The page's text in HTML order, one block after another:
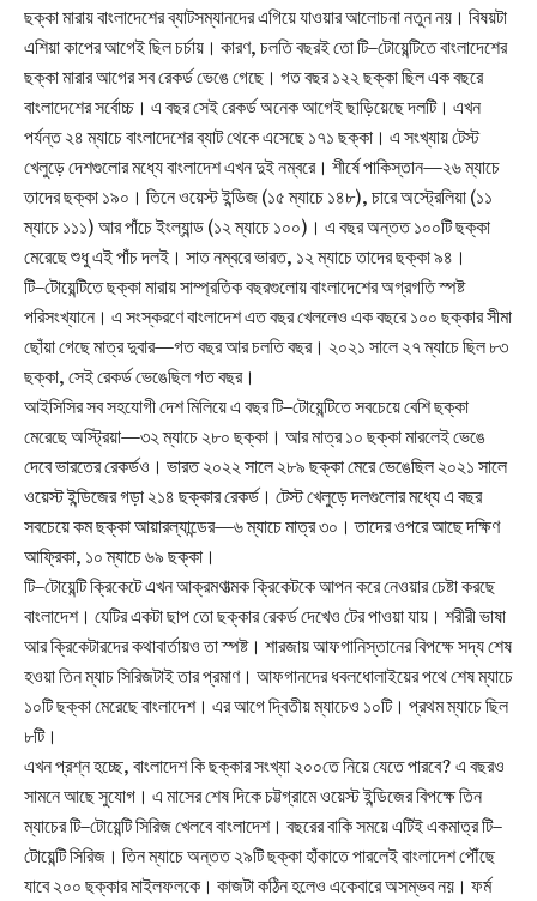
ছক্কা মারায় বাংলাদেশের ব্যাটসম্যানদের এগিয়ে যাওয়ার আলোচনা নতুন নয়। বিষয়টা
এশিয়া কাপের আগেই ছিল চর্চায়। কারণ, চলতি বছরই তো টি–টোয়েন্টিতে বাংলাদেশের
ছক্কা মারার আগের সব রেকর্ড ভেঙে গেছে। গত বছর ১২২ ছক্কা ছিল এক বছরে
বাংলাদেশের সর্বোচ্চ। এ বছর সেই রেকর্ড অনেক আগেই ছাড়িয়েছে দলটি। এখন
পর্যন্ত ২৪ ম্যাচে বাংলাদেশের ব্যাট থেকে এসেছে ১৭১ ছক্কা। এ সংখ্যায় টেস্ট
খেলুড়ে দেশগুলোর মধ্যে বাংলাদেশ এখন দুই নম্বরে। শীর্ষে পাকিস্তান—২৬ ম্যাচে
তাদের ছক্কা ১৯০। তিনে ওয়েস্ট ইন্ডিজ (১৫ ম্যাচে ১৪৮), চারে অস্ট্রেলিয়া (১১
ম্যাচে ১১১) আর পাঁচে ইংল্যান্ড (১২ ম্যাচে ১০০)। এ বছর অন্তত ১০০টি ছক্কা
মেরেছে শুধু এই পাঁচ দলই। সাত নম্বরে ভারত, ১২ ম্যাচে তাদের ছক্কা ৯৪।
টি–টোয়েন্টিতে ছক্কা মারায় সাম্প্রতিক বছরগুলোয় বাংলাদেশের অগ্রগতি স্পষ্ট
পরিসংখ্যানে। এ সংস্করণে বাংলাদেশ এত বছর খেললেও এক বছরে ১০০ ছক্কার সীমা
ছোঁয়া গেছে মাত্র দুবার—গত বছর আর চলতি বছর। ২০২১ সালে ২৭ ম্যাচে ছিল ৮৩
ছক্কা, সেই রেকর্ড ভেঙেছিল গত বছর।
আইসিসির সব সহযোগী দেশ মিলিয়ে এ বছর টি–টোয়েন্টিতে সবচেয়ে বেশি ছক্কা
মেরেছে অস্ট্রিয়া—৩২ ম্যাচে ২৮০ ছক্কা। আর মাত্র ১০ ছক্কা মারলেই ভেঙে
দেবে ভারতের রেকর্ডও। ভারত ২০২২ সালে ২৮৯ ছক্কা মেরে ভেঙেছিল ২০২১ সালে
ওয়েস্ট ইন্ডিজের গড়া ২১৪ ছক্কার রেকর্ড। টেস্ট খেলুড়ে দলগুলোর মধ্যে এ বছর
সবচেয়ে কম ছক্কা আয়ারল্যান্ডের—৬ ম্যাচে মাত্র ৩০। তাদের ওপরে আছে দক্ষিণ
আফ্রিকা, ১০ ম্যাচে ৬৯ ছক্কা।
টি–টোয়েন্টি ক্রিকেটে এখন আক্রমণাত্মক ক্রিকেটকে আপন করে নেওয়ার চেষ্টা করছে
বাংলাদেশ। যেটির একটা ছাপ তো ছক্কার রেকর্ড দেখেও টের পাওয়া যায়। শরীরী ভাষা
আর ক্রিকেটারদের কথাবার্তায়ও তা স্পষ্ট। শারজায় আফগানিস্তানের বিপক্ষে সদ্য শেষ
হওয়া তিন ম্যাচ সিরিজটাই তার প্রমাণ। আফগানদের ধবলধোলাইয়ের পথে শেষ ম্যাচে
১০টি ছক্কা মেরেছে বাংলাদেশ। এর আগে দ্বিতীয় ম্যাচেও ১০টি। প্রথম ম্যাচে ছিল
৮টি।
এখন প্রশ্ন হচ্ছে, বাংলাদেশ কি ছক্কার সংখ্যা ২০০তে নিয়ে যেতে পারবে? এ বছরও
সামনে আছে সুযোগ। এ মাসের শেষ দিকে চট্টগ্রামে ওয়েস্ট ইন্ডিজের বিপক্ষে তিন
ম্যাচের টি–টোয়েন্টি সিরিজ খেলবে বাংলাদেশ। বছরের বাকি সময়ে এটিই একমাত্র টি–
টোয়েন্টি সিরিজ। তিন ম্যাচে অন্তত ২৯টি ছক্কা হাঁকাতে পারলেই বাংলাদেশ পৌঁছে
যাবে ২০০ ছক্কার মাইলফলকে। কাজটা কঠিন হলেও একেবারে অসম্ভব নয়। ফর্ম